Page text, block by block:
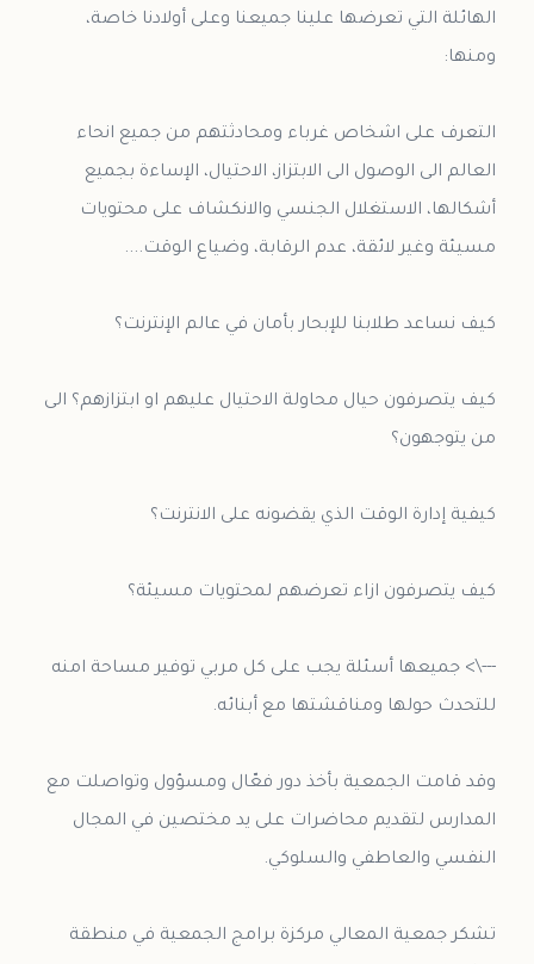
الهائلة التي تعرضها علينا جميعنا وعلى أولادنا خاصة،
التعرف على اشخاص غرباء ومحادثتهم من جميع انحاء
العالم الى الوصول الى الابتزاز، الاحتيال، الإساءة بجميع
أشكالها، الاستغلال الجنسي والانكشاف على محتويات
كيف يتصرفون حيال محاولة الاحتيال عليهم او ابتزازهم؟ الى
---\> جميعها أسئلة يجب على كل مربي توفير مساحة امنه
وقد قامت الجمعية بأخذ دور فعّال ومسؤول وتواصلت مع
المدارس لتقديم محاضرات على يد مختصين في المجال
تشكر جمعية المعالي مركزة برامج الجمعية في منطقة